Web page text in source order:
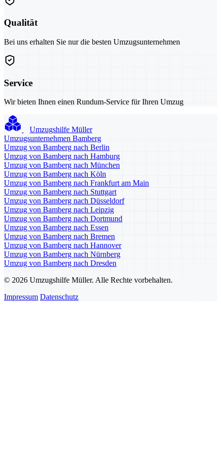
Qualität
Bei uns erhalten Sie nur die besten Umzugsunternehmen
Service
Wir bieten Ihnen einen Rundum-Service für Ihren Umzug
Umzugshilfe Müller
Umzugsunternehmen Bamberg
Umzug von Bamberg nach Berlin
Umzug von Bamberg nach Hamburg
Umzug von Bamberg nach München
Umzug von Bamberg nach Köln
Umzug von Bamberg nach Frankfurt am Main
Umzug von Bamberg nach Stuttgart
Umzug von Bamberg nach Düsseldorf
Umzug von Bamberg nach Leipzig
Umzug von Bamberg nach Dortmund
Umzug von Bamberg nach Essen
Umzug von Bamberg nach Bremen
Umzug von Bamberg nach Hannover
Umzug von Bamberg nach Nürnberg
Umzug von Bamberg nach Dresden
© 2026 Umzugshilfe Müller. Alle Rechte vorbehalten.
Impressum Datenschutz